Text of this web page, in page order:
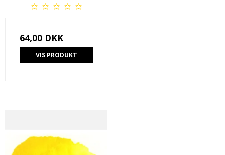
64,00 DKK
VIS PRODUKT